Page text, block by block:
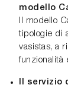
modello
Il modello
tipologie di
vasistas, a
funzionalità
Il